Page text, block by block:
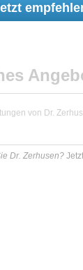
von Dr.
Dr. Zerhusen? Jetzt